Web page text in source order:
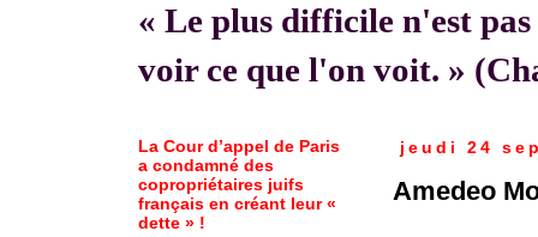
« Le plus difficile n'est
voir ce que l'on voit. »
jeudi 24
Amedeo
La Cour d’appel de Paris
a condamné des
copropriétaires juifs
français en créant leur «
dette » !